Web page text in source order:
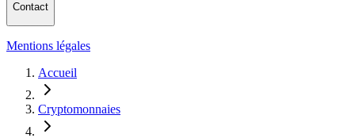
Contact
Mentions légales
Accueil
Cryptomonnaies